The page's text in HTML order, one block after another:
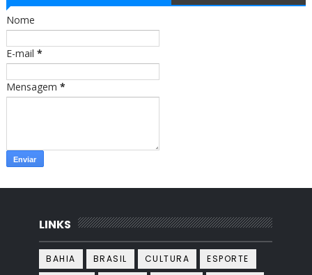
o
k
r
m
Nome
E-mail *
Mensagem *
LINKS
BAHIA BRASIL CULTURA
ESPORTE